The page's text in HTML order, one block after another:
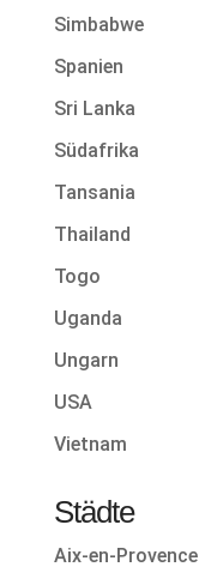
Simbabwe
Spanien
Sri Lanka
Südafrika
Tansania
Thailand
Togo
Uganda
Ungarn
USA
Vietnam
Städte
Aix-en-Provence